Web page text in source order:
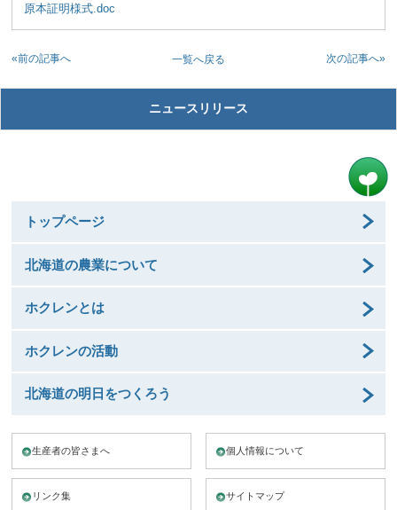
原本証明様式.doc
一覧へ戻る
«前の記事へ 次の記事へ»
ニュースリリース
トップページ
北海道の農業について
ホクレンとは
ホクレンの活動
北海道の明日をつくろう
生産者の皆さまへ 個人情報について
リンク集 サイトマップ